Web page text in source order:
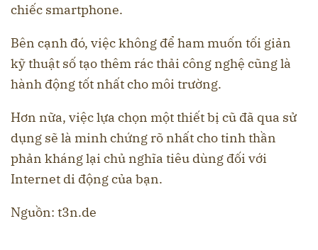
chiếc smartphone.
Bên cạnh đó, việc không để ham muốn tối giản
kỹ thuật số tạo thêm rác thải công nghệ cũng là
hành động tốt nhất cho môi trường.
Hơn nữa, việc lựa chọn một thiết bị cũ đã qua sử
dụng sẽ là minh chứng rõ nhất cho tinh thần
phản kháng lại chủ nghĩa tiêu dùng đối với
Internet di động của bạn.
Nguồn: t3n.de